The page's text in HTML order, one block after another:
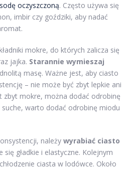
sodę oczyszczoną. Często używa się
imbir czy goździki, aby nadać
mokre, do których zalicza się
jajka. Starannie wymieszaj
masę. Ważne jest, aby ciasto
– nie może być zbyt lepkie ani
zbyt mokre, można dodać odrobinę
warto dodać odrobinę miodu
należy wyrabiać ciasto
się gładkie i elastyczne. Kolejnym
ciasta w lodówce. Około